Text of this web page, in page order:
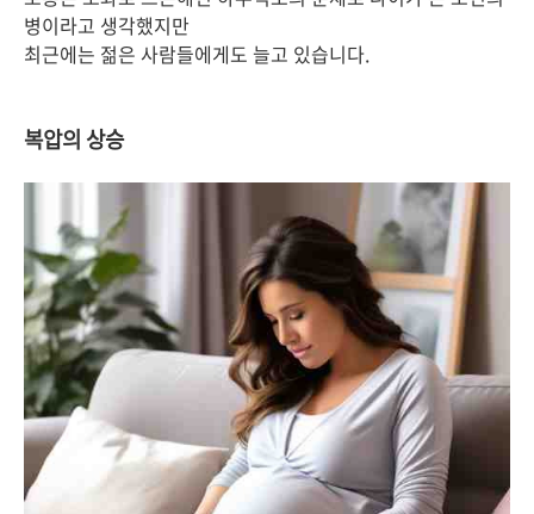
병이라고 생각했지만
최근에는 젊은 사람들에게도 늘고 있습니다.
복압의 상승